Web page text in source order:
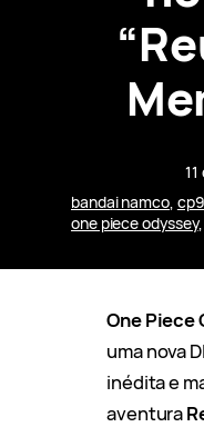
bandai namco, cp9
one piece odyssey,
One Piece
uma nova
inédita e
aventura